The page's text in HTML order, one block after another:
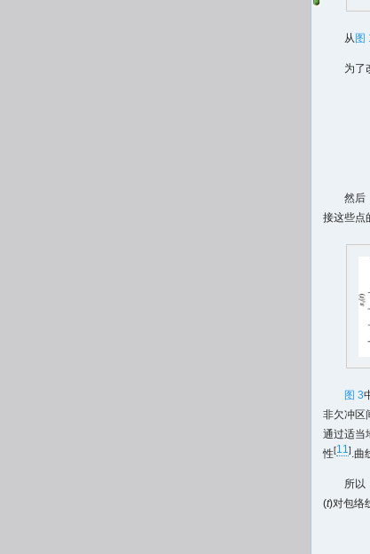
从 图
为了
然后
接这些点
图 3
非欠冲区
通过适当
性[11].曲
所以
(t)对包络